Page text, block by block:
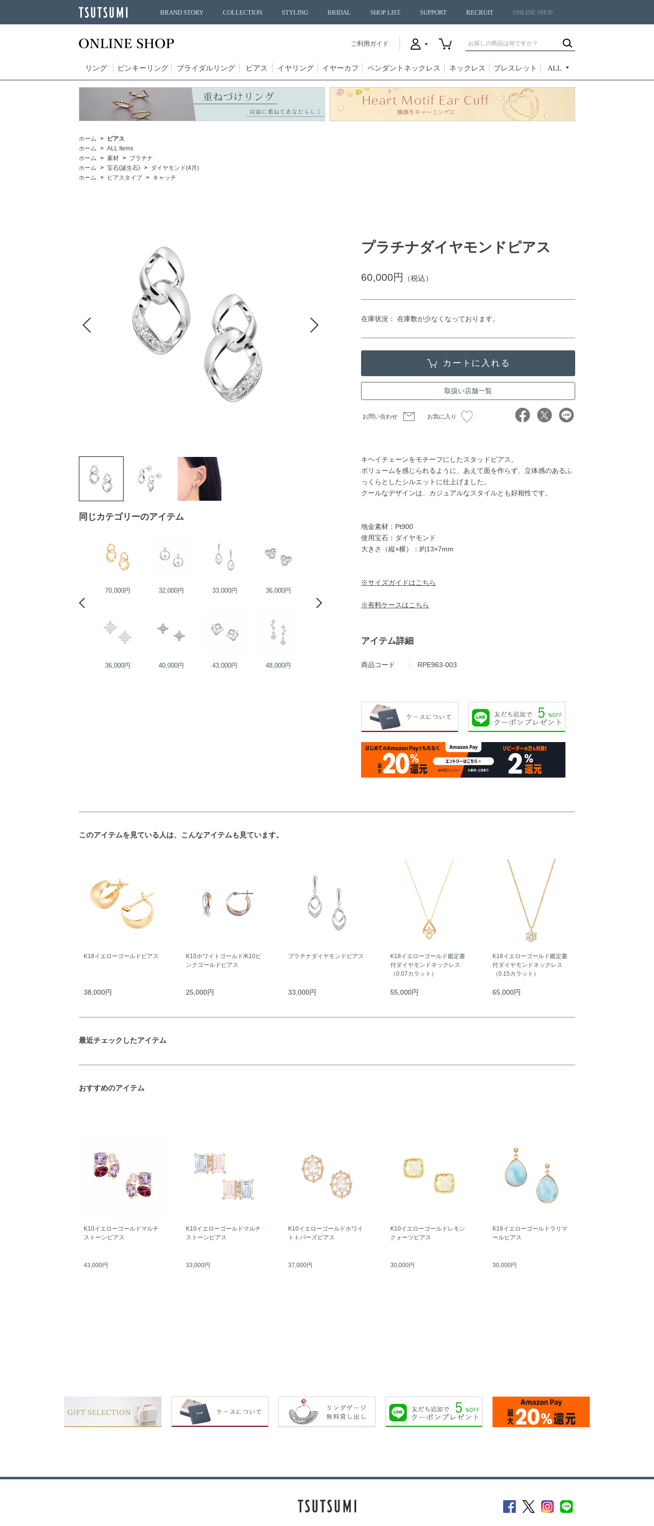
BRAND STORY COLLECTION STYLING BRIDAL SHOP LIST SUPPORT RECRUIT ONLINE SHOP
ご利用ガイド
リング ピンキーリング ブライダルリング ピアス イヤリング イヤーカフ ペンダントネックレス ネックレス ブレスレット ALL
ホーム
ピアス
ホーム
ALL Items
ホーム
素材
プラチナ
ホーム
宝石(誕生石)
ダイヤモンド(4月)
ホーム
ピアスタイプ キャッチ
同じカテゴリーのアイテム
70,000円 32,000円 33,000円 36,000円
36,000円 40,000円 43,000円 48,000円 36,000円 37,000円 37,000円
プラチナダイヤモンドピアス
60,000円 （税込）
在庫状況： 在庫数が少なくなっております。
取扱い店舗一覧
お問い合わせ お気に入り
キヘイチェーンをモチーフにしたスタッドピアス。
ボリュームを感じられるように、あえて面を作らず、立体感のあるふ
っくらとしたシルエットに仕上げました。
クールなデザインは、カジュアルなスタイルとも好相性です。
地金素材：Pt900
使用宝石：ダイヤモンド
大きさ（縦×横）：約13×7mm
※サイズガイドはこちら
※有料ケースはこちら
アイテム詳細
商品コード RPE963-003
このアイテムを見ている人は、こんなアイテムも見ています。
K18イエローゴールドピアス
38,000円
K10ホワイトゴールド/K10ピ
ンクゴールドピアス
25,000円
プラチナダイヤモンドピアス
33,000円
K18イエローゴールド鑑定書
付ダイヤモンドネックレス
（0.07カラット）
55,000円
K18イエローゴールド鑑定書
付ダイヤモンドネックレス
（0.15カラット）
65,000円
最近チェックしたアイテム
おすすめのアイテム
K10イエローゴールドマルチ
ストーンピアス
43,000円
K10イエローゴールドマルチ
ストーンピアス
33,000円
K10イエローゴールドホワイ
トトパーズピアス
37,000円
K10イエローゴールドレモン
クォーツピアス
30,000円
K18イエローゴールドラリマ
ールピアス
30,000円